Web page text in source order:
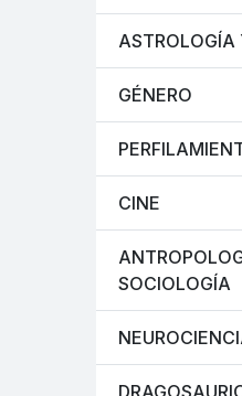
ASTROLOGÍA
GÉNERO
CINE
SOCIOLOGÍA